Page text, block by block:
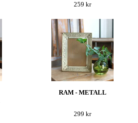
259 kr
RAM - METALL
299 kr